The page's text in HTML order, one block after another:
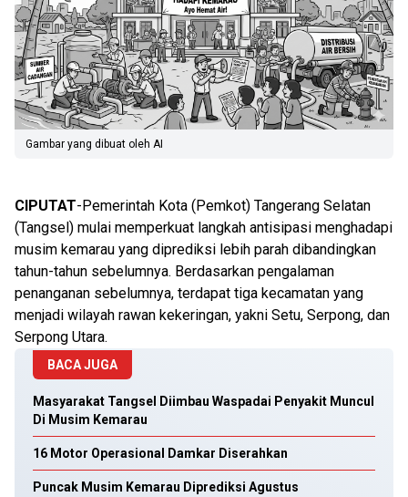
Gambar yang dibuat oleh AI
CIPUTAT-Pemerintah Kota (Pemkot) Tangerang Selatan
(Tangsel) mulai memperkuat langkah antisipasi menghadapi
musim kemarau yang diprediksi lebih parah dibandingkan
tahun-tahun sebelumnya. Berdasarkan pengalaman
penanganan sebelumnya, terdapat tiga kecamatan yang
menjadi wilayah rawan kekeringan, yakni Setu, Serpong, dan
Serpong Utara.
BACA JUGA
Masyarakat Tangsel Diimbau Waspadai Penyakit Muncul
Di Musim Kemarau
16 Motor Operasional Damkar Diserahkan
Puncak Musim Kemarau Diprediksi Agustus